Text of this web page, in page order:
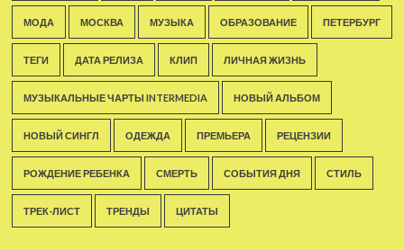
МОДА МОСКВА МУЗЫКА ОБРАЗОВАНИЕ ПЕТЕРБУРГ
ТЕГИ ДАТА РЕЛИЗА КЛИП ЛИЧНАЯ ЖИЗНЬ
МУЗЫКАЛЬНЫЕ ЧАРТЫ INTERMEDIA НОВЫЙ АЛЬБОМ
НОВЫЙ СИНГЛ ОДЕЖДА ПРЕМЬЕРА РЕЦЕНЗИИ
РОЖДЕНИЕ РЕБЕНКА СМЕРТЬ СОБЫТИЯ ДНЯ СТИЛЬ
ТРЕК-ЛИСТ ТРЕНДЫ ЦИТАТЫ